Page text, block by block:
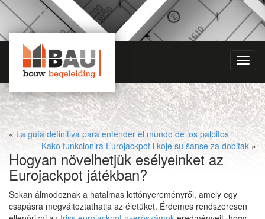
« La guía definitiva para entender el mundo de los palpitos
Kako funkcionira Eurojackpot i koje su šanse za dobitak »
Hogyan növelhetjük esélyeinket az
Eurojackpot játékban?
Sokan álmodoznak a hatalmas lottónyereményről, amely egy
csapásra megváltoztathatja az életüket. Érdemes rendszeresen